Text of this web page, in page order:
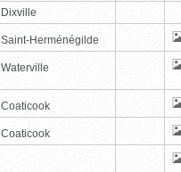
Dixville
Saint-Herménégilde
Waterville
Coaticook
Coaticook